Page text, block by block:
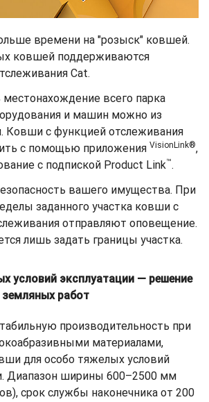
времени на "розыск" ковшей.
ковшей поддерживаются
Cat.
всего парка
и машин можно из
Ковши с функцией отслеживания
с помощью приложения VisionLink®,
с подпиской Product Link™.
вашего имущества. При
заданного участка ковши с
отправляют оповещение.
лишь задать границы участка.
условий эксплуатации — решение
работ
производительность при
материалами,
для особо тяжелых условий
Диапазон ширины 600–2500 мм
срок службы наконечника от 200